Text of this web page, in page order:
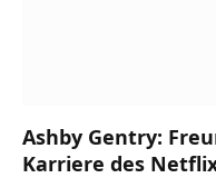
Ashby Gentry:
Karriere des